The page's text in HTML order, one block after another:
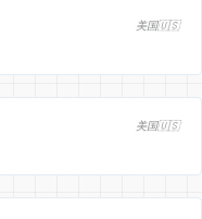
美国🇺🇸
美国🇺🇸